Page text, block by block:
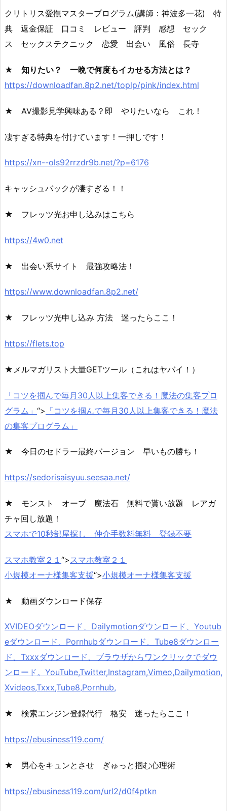
クリトリス愛撫マスタープログラム(講師：神波多一花) 特
典 返金保証 口コミ レビュー 評判 感想 セック
ス セックステクニック 恋愛 出会い 風俗 長寺
★ 知りたい？ 一晩で何度もイカせる方法とは？
https://downloadfan.8p2.net/toplp/pink/index.html
★ AV撮影見学興味ある？即 やりたいなら これ！
凄すぎる特典を付けています！一押しです！
https://xn--ols92rrzdr9b.net/?p=6176
キャッシュバックが凄すぎる！！
★ フレッツ光お申し込みはこちら
https://4w0.net
★ 出会い系サイト 最強攻略法！
https://www.downloadfan.8p2.net/
★ フレッツ光申し込み 方法 迷ったらここ！
https://flets.top
★メルマガリスト大量GETツール（これはヤバイ！）
「コツを掴んで毎月30人以上集客できる！魔法の集客プロ
グラム」 “> 「コツを掴んで毎月30人以上集客できる！魔法
の集客プログラム」
★ 今日のセドラー最終バージョン 早いもの勝ち！
https://sedorisaisyuu.seesaa.net/
★ モンスト オーブ 魔法石 無料で貰い放題 レアガ
チャ回し放題！
スマホで10秒部屋探し 仲介手数料無料 登録不要
スマホ教室２１ “> スマホ教室２１
小規模オーナ様集客支援“>小規模オーナ様集客支援
★ 動画ダウンロード保存
XVIDEOダウンロード、Dailymotionダウンロード、Youtub
eダウンロード、Pornhubダウンロード、Tube8ダウンロー
ド、Txxxダウンロード、ブラウザからワンクリックでダウ
ンロード。YouTube,Twitter,Instagram,Vimeo,Dailymotion,
Xvideos,Txxx,Tube8,Pornhub,
★ 検索エンジン登録代行 格安 迷ったらここ！
https://ebusiness119.com/
★ 男心をキュンとさせ ぎゅっと掴む心理術
https://ebusiness119.com/url2/d0f4ptkn